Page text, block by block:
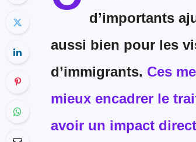
d’importants
aussi bien pour les
d’immigrants. Ces
mieux encadrer le
avoir un impact